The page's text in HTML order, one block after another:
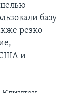
базу
резко
США и